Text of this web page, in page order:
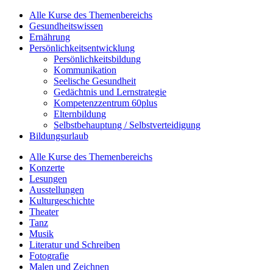
Alle Kurse des Themenbereichs
Gesundheitswissen
Ernährung
Persönlichkeitsentwicklung
Persönlichkeitsbildung
Kommunikation
Seelische Gesundheit
Gedächtnis und Lernstrategie
Kompetenzzentrum 60plus
Elternbildung
Selbstbehauptung / Selbstverteidigung
Bildungsurlaub
Alle Kurse des Themenbereichs
Konzerte
Lesungen
Ausstellungen
Kulturgeschichte
Theater
Tanz
Musik
Literatur und Schreiben
Fotografie
Malen und Zeichnen